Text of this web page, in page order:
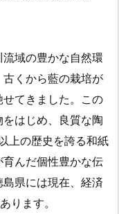
域の豊かな自然環
くから藍の栽培が
てきました。この
はじめ、良質な陶
上の歴史を誇る和紙
んだ個性豊かな伝
県には現在、経済
あります。